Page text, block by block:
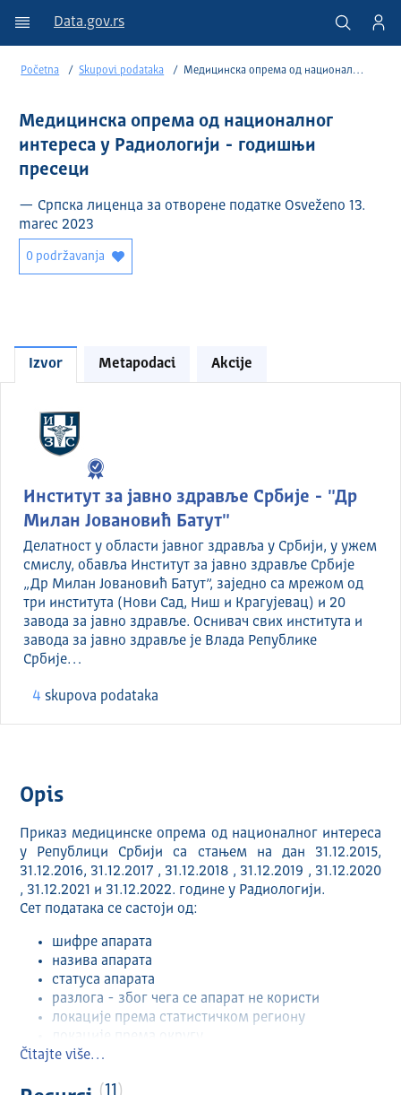
Data.gov.rs
Početna Skupovi podataka Медицинска опрема од националног интереса у Радиологији - годишњи пресеци
Медицинска опрема од националног
интереса у Радиологији - годишњи
пресеци
— Српска лиценца за отворене податке Osveženo 13.
marec 2023
0 podržavanja
Izvor Metapodaci Akcije
Институт за јавно здравље Србије - "Др
Милан Јовановић Батут"
Делатност у области јавног здравља у Србији, у ужем
смислу, обавља Институт за јавно здравље Србије
„Др Милан Јовановић Батут”, заједно са мрежом од
три института (Нови Сад, Ниш и Крагујевац) и 20
завода за јавно здравље. Оснивач свих института и
завода за јавно здравље је Влада Републике
Србије…
4 skupova podataka
Opis
Приказ медицинске опрема од националног интереса
у Републици Србији са стањем на дан 31.12.2015,
31.12.2016, 31.12.2017 , 31.12.2018 , 31.12.2019 , 31.12.2020
, 31.12.2021 и 31.12.2022. године у Радиологији.
Сет података се састоји од:
шифре апарата
назива апарата
статуса апарата
разлога - због чега се апарат не користи
локације према статистичком региону
године производње
Čitajte više…